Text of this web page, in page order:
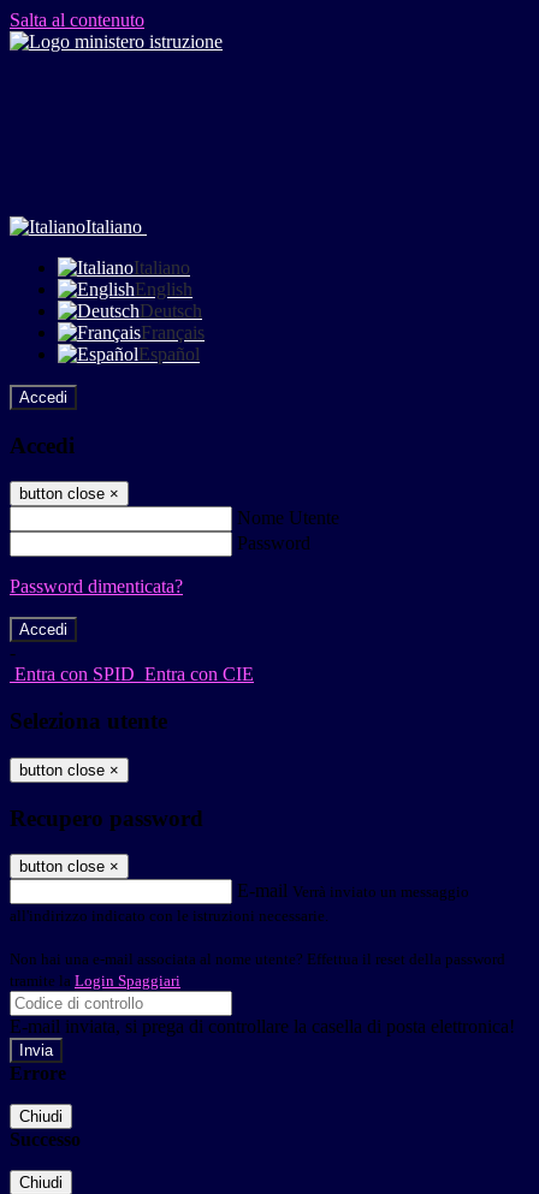
Salta al contenuto
Italiano
Italiano
English
Deutsch
Français
Español
Accedi
Accedi
button close ×
Nome Utente
Password
Password dimenticata?
-
Entra con SPID Entra con CIE
Seleziona utente
button close ×
Recupero password
button close ×
E-mail Verrà inviato un messaggio
all'indirizzo indicato con le istruzioni necessarie.
Non hai una e-mail associata al nome utente? Effettua il reset della password
tramite la Login Spaggiari
E-mail inviata, si prega di controllare la casella di posta elettronica!
Errore
Chiudi
Successo
Chiudi